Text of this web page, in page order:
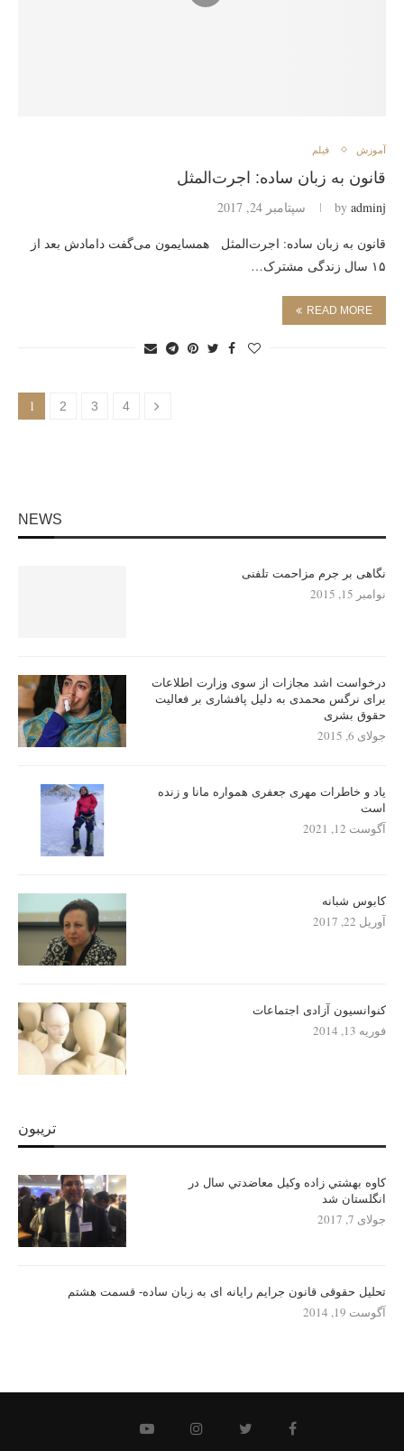
آموزش فیلم
قانون به زبان ساده: اجرت‌المثل
by adminj سپتامبر 24, 2017
قانون به زبان ساده: اجرت‌المثل همسایمون می‌گفت دامادش بعد از
۱۵ سال زندگی مشترک…
READ MORE
1 2 3 4
NEWS
نگاهی بر جرم مزاحمت تلفنی
نوامبر 15, 2015
درخواست اشد مجازات از سوی وزارت اطلاعات
برای نرگس محمدی به دلیل پافشاری بر فعالیت
حقوق بشری
جولای 6, 2015
یاد و خاطرات مهری جعفری همواره مانا و زنده
است
آگوست 12, 2021
کابوس شبانه
آوریل 22, 2017
کنوانسیون آزادی اجتماعات
فوریه 13, 2014
تریبون
كاوه بهشتي زاده وكيل معاضدتي سال در
انگلستان شد
جولای 7, 2017
تحلیل حقوقی قانون جرایم رایانه ای به زبان ساده- قسمت هشتم
آگوست 19, 2014